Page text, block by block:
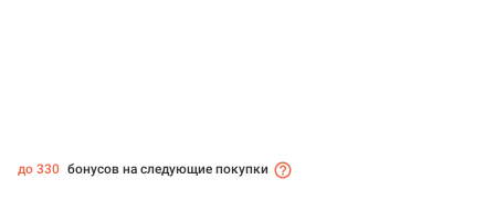
до 330 бонусов на следующие покупки